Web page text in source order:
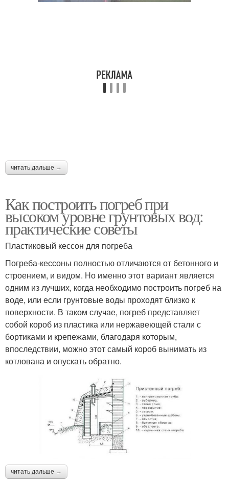
читать дальше →
Как построить погреб при
высоком уровне грунтовых вод:
практические советы
Пластиковый кессон для погреба
Погреба-кессоны полностью отличаются от бетонного и
строением, и видом. Но именно этот вариант является
одним из лучших, когда необходимо построить погреб на
воде, или если грунтовые воды проходят близко к
поверхности. В таком случае, погреб представляет
собой короб из пластика или нержавеющей стали с
бортиками и крепежами, благодаря которым,
впоследствии, можно этот самый короб вынимать из
котлована и опускать обратно.
читать дальше →